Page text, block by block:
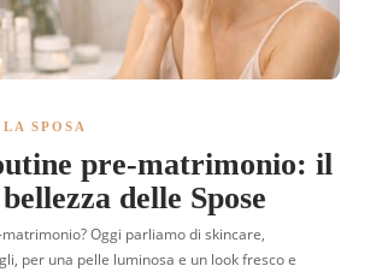
SPOSA
pre-matrimonio: il
delle Spose
Oggi parliamo di skincare,
per una pelle luminosa e un look fresco e